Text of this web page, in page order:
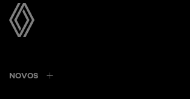
NOVOS